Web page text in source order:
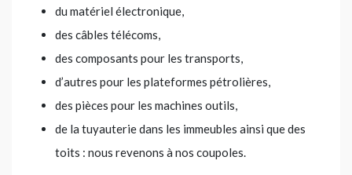
du matériel électronique,
des câbles télécoms,
des composants pour les transports,
d’autres pour les plateformes pétrolières,
des pièces pour les machines outils,
de la tuyauterie dans les immeubles ainsi que des
toits : nous revenons à nos coupoles.